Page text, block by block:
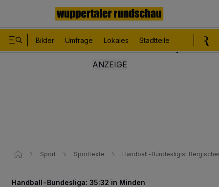
Bilder Umfrage Lokales Stadtteile
Sport Sporttexte Handball-Bundesligist
Handball-Bundesliga: 35:32 in Minden